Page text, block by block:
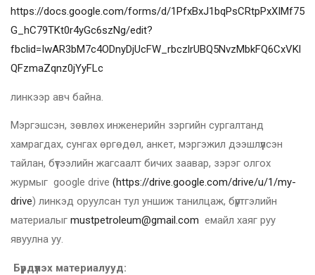
https://docs.google.com/forms/d/1PfxBxJ1bqPsCRtpPxXIMf75
G_hC79TKt0r4yGc6szNg/edit?
fbclid=IwAR3bM7c4ODnyDjUcFW_rbczlrUBQ5NvzMbkFQ6CxVKl
QFzmaZqnz0jYyFLc
линкээр авч байна.
Мэргэшсэн, зөвлөх инженерийн зэргийн сургалтанд
хамрагдах, сунгах өргөдөл, анкет, мэргэжил дээшлүүлсэн
тайлан, бүтээлийн жагсаалт бичих заавар, зэрэг олгох
журмыг google drive (https://drive.google.com/drive/u/1/my-
drive) линкэд оруулсан тул уншиж танилцаж, бүртгэлийн
материалыг mustpetroleum@gmail.com емайл хаяг руу
явуулна уу.
Бүрдүүлэх материалууд: